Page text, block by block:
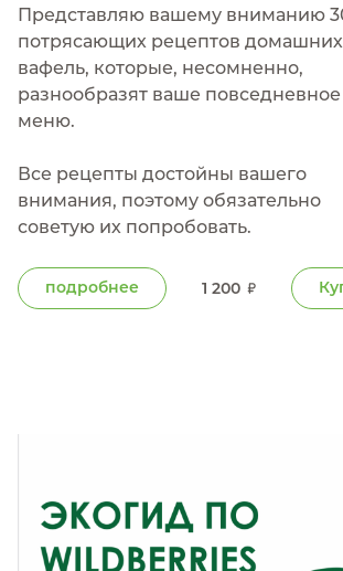
Представляю вашему вниманию
потрясающих рецептов домашних
вафель, которые, несомненно,
разнообразят ваше повседневное
меню.
Все рецепты достойны вашего
внимания, поэтому обязательно
советую их попробовать.
подробнее 1 200